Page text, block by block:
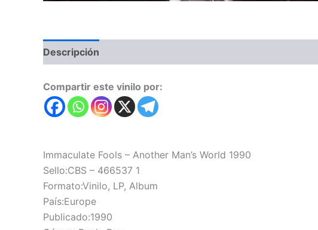
Descripción
Compartir este vinilo por:
Immaculate Fools – Another Man’s World 1990
Sello:CBS – 466537 1
Formato:Vinilo, LP, Album
País:Europe
Publicado:1990